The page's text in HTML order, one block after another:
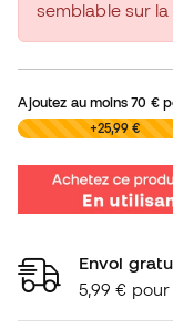
semblable sur
Ajoutez au moins70 €
0,00 € +25,99 €
Envoi
5,99 €